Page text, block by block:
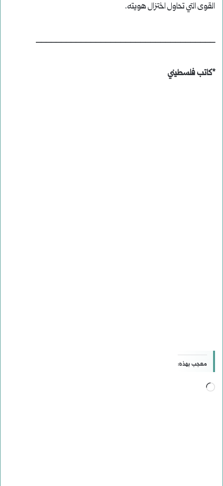
القوى التي تحاول اختزال هويته.
____________________________________
*كاتب فلسطيني
معجب بهذه:
جاري